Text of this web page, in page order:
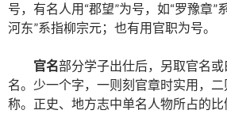
号，有名人用“郡望”为号，如“罗豫章”
河东”系指柳宗元；也有用官职为号。
官名部分学子出仕后，另取官名或
名。少一个字，一则刻官章时实用，
称。正史、地方志中单名人物所占的比